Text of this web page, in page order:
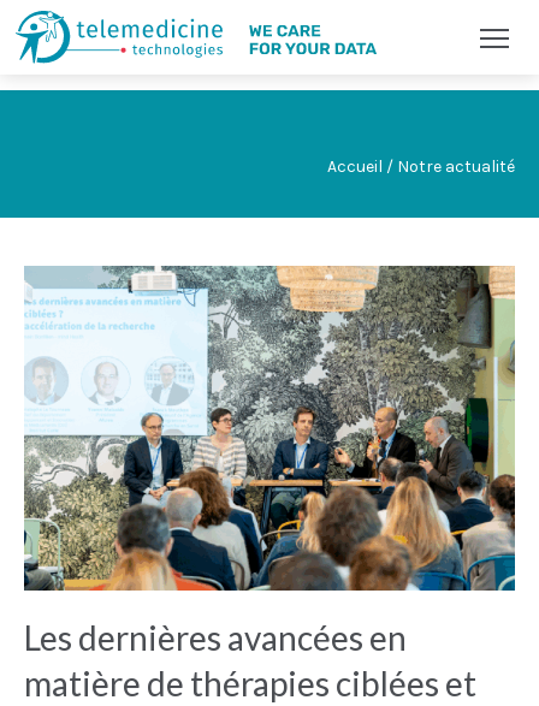
Accueil / Notre actualité
Les dernières avancées en
matière de thérapies ciblées et